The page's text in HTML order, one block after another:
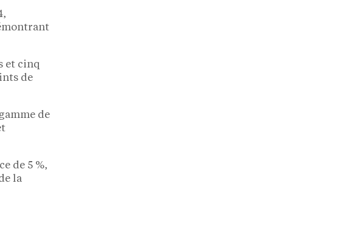
et cinq
de
de
de 5 %,
la